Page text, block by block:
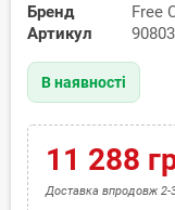
Бренд
Free
Артикул
90803
В наявності
11 288
Доставка впродовж 2-